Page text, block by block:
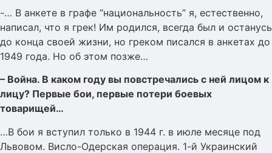
-… В анкете в графе “национальность” я, естественно,
написал, что я грек! Им родился, всегда был и останусь
до конца своей жизни, но греком писался в анкетах до
1949 года. Но об этом позже…
– Война. В каком году вы повстречались с ней лицом к
лицу? Первые бои, первые потери боевых
товарищей…
…В бои я вступил только в 1944 г. в июле месяце под
Львовом. Висло-Одерская операция. 1-й Украинский